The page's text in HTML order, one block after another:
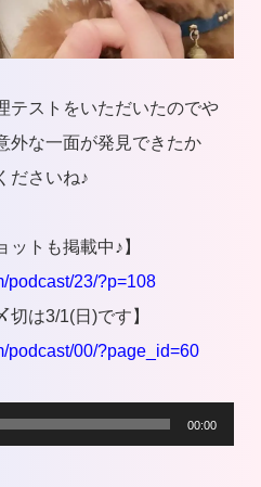
テストをいただいたのでや
外な一面が発見できたか
ださいね♪
ットも掲載中♪】
podcast/23/?p=108
切は3/1(日)です】
podcast/00/?page_id=60
00:00